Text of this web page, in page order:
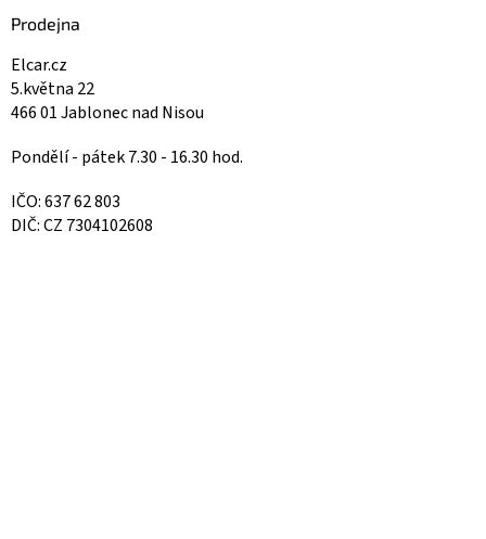
Prodejna
Elcar.cz
5.května 22
466 01 Jablonec nad Nisou
Pondělí - pátek 7.30 - 16.30 hod.
IČO: 637 62 803
DIČ: CZ 7304102608